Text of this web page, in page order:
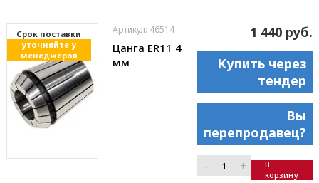
Cрок поставки
уточняйте у
менеджеров
Артикул: 46514
Цанга ER11 4
мм
1 440 руб.
Купить через
тендер
Вы
перепродавец?
– +
В
корзину